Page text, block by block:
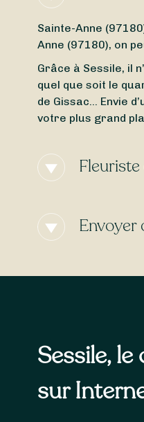
Sainte-Anne
Anne (97180), on
Grâce à Sessile, il
quel que soit le
de Gissac… Envie
votre plus grand
importe le jour et
fleuriste ouvert le
Envoyer
Avec Sessile,
Sessile,
sur